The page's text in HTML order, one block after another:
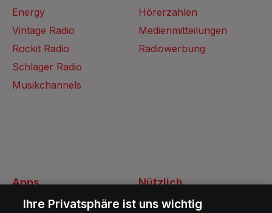
Energy
Vintage Radio
Rockit Radio
Schlager Radio
Musikchannels
Nützlich
Kontakt
Apps
Energy Radio App
Hörerzahlen
Medienmitteilungen
Radiowerbung
Ihre Privatsphäre ist uns wichtig